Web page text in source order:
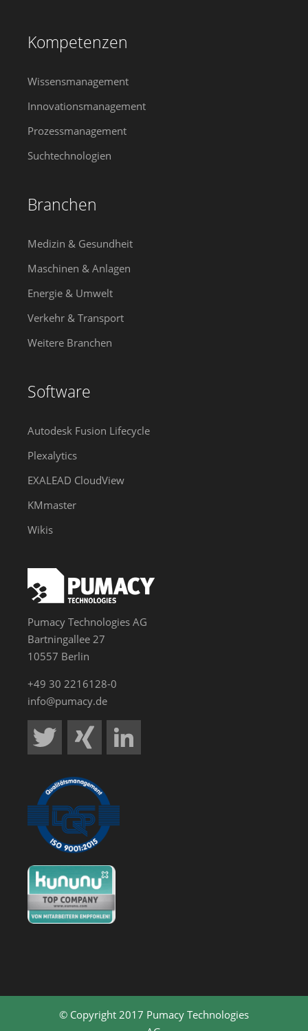
Kompetenzen
Wissensmanagement
Innovationsmanagement
Prozessmanagement
Suchtechnologien
Branchen
Medizin & Gesundheit
Maschinen & Anlagen
Energie & Umwelt
Verkehr & Transport
Weitere Branchen
Software
Autodesk Fusion Lifecycle
Plexalytics
EXALEAD CloudView
KMmaster
Wikis
Pumacy Technologies AG
Bartningallee 27
10557 Berlin
+49 30 2216128-0
info@pumacy.de
© Copyright 2017 Pumacy Technologies